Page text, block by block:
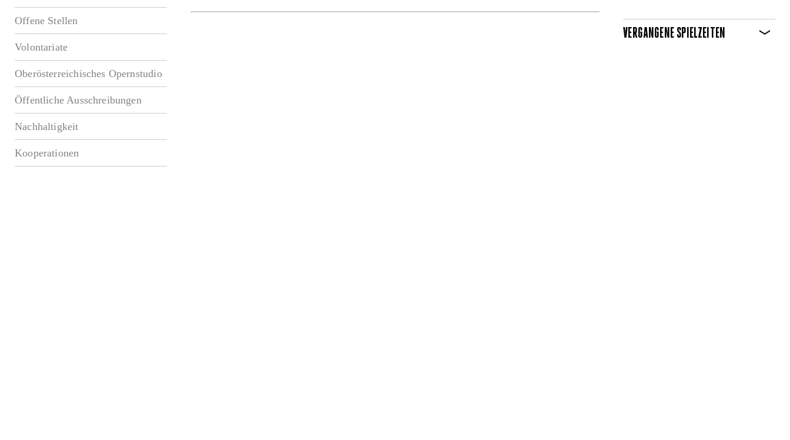
Offene Stellen
Volontariate
Oberösterreichisches Opernstudio
Öffentliche Ausschreibungen
Nachhaltigkeit
Kooperationen
VERGANGENE SPIELZEITEN